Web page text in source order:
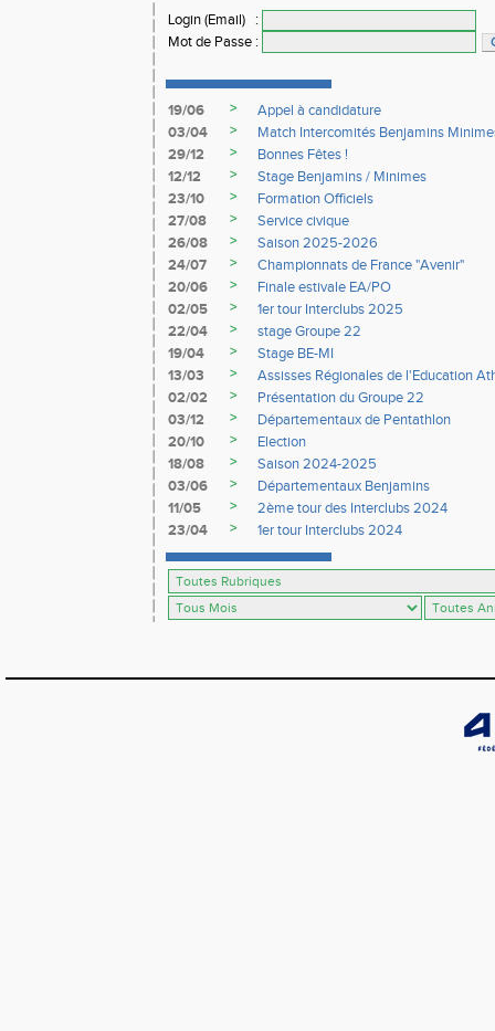
Login (Email)
:
Mot de Passe :
19/06 >
Appel à candidature
03/04
>
Match Intercomités Benjamins
29/12
>
Bonnes Fêtes !
12/12
>
Stage Benjamins / Minimes
23/10
>
Formation Officiels
27/08
>
Service civique
26/08
>
Saison 2025-2026
24/07
>
Championnats de France "Avenir"
20/06
>
Finale estivale EA/PO
02/05
>
1er tour Interclubs 2025
22/04
>
stage Groupe 22
19/04
>
Stage BE-MI
13/03
>
Assisses Régionales de l'Education
02/02
>
Présentation du Groupe 22
03/12
>
Départementaux de Pentathlon
20/10
>
Election
18/08
>
Saison 2024-2025
03/06
>
Départementaux Benjamins
11/05
>
2ème tour des Interclubs 2024
23/04
> 1er tour Interclubs 2024